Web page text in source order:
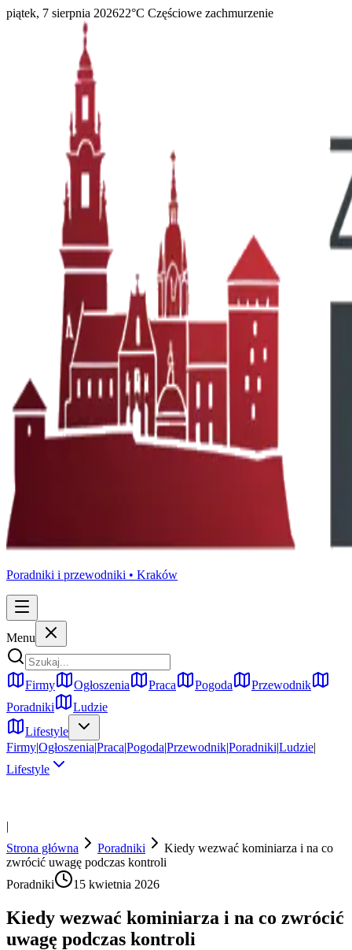
piątek, 7 sierpnia 202622°C Częściowe zachmurzenie
Poradniki i przewodniki • Kraków
Menu
Firmy Ogłoszenia Praca Pogoda
Przewodnik
Poradniki
Ludzie
Lifestyle
Firmy|Ogłoszenia|Praca|Pogoda|Przewodnik|Poradniki|Ludzie|
Lifestyle
|
Strona główna
Poradniki
Kiedy wezwać kominiarza i na co
zwrócić uwagę podczas kontroli
Poradniki
15 kwietnia 2026
Kiedy wezwać kominiarza i na co zwrócić
uwagę podczas kontroli